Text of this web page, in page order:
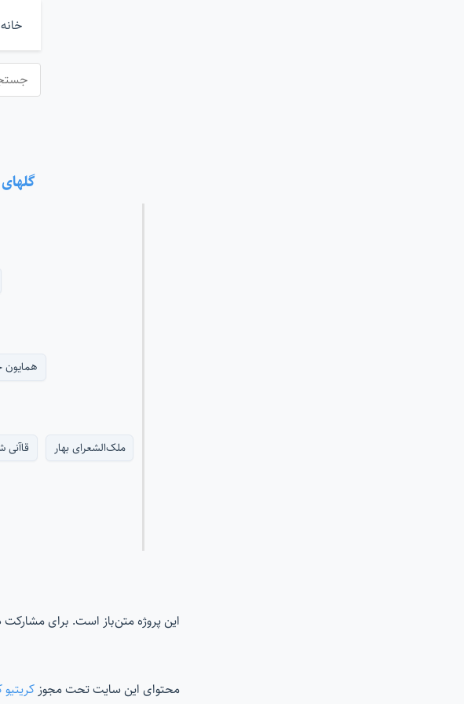
خانه
گلهای
همایون
ملک‌الشعرای بهار قاآنی
این پروژه متن‌باز است. برای
محتوای این سایت تحت مجوز